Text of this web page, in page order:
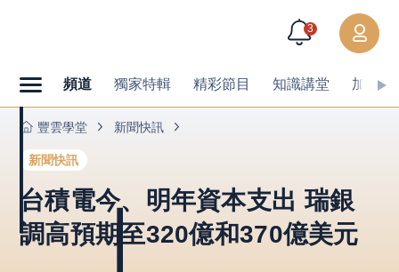
3
頻道 獨家特輯 精彩節目 知識講堂 加值內
豐雲學堂 新聞快訊
新聞快訊
台積電今、明年資本支出 瑞銀
調高預期至320億和370億美元